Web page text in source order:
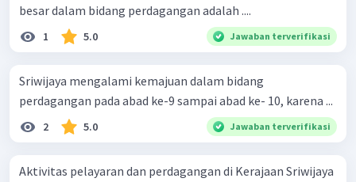
besar dalam bidang perdagangan adalah ....
1 5.0 Jawaban terverifikasi
Sriwijaya mengalami kemajuan dalam bidang
perdagangan pada abad ke-9 sampai abad ke- 10, karena ...
2 5.0 Jawaban terverifikasi
Aktivitas pelayaran dan perdagangan di Kerajaan Sriwijaya